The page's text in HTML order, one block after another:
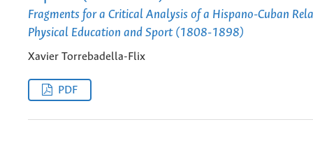
Fragments for a Critical Analysis of a Hispano-Cuban
Physical Education and Sport (1808-1898)
Xavier Torrebadella-Flix
PDF